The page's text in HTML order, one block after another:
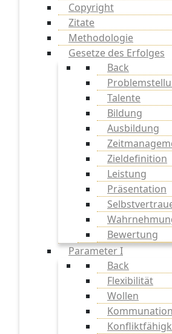
Copyright
Zitate
Methodologie
Gesetze des Erfolges
Back
Talente
Bildung
Ausbildung
Zieldefinition
Leistung
Präsentation
Bewertung
Parameter I
Back
Flexibilität
Wollen